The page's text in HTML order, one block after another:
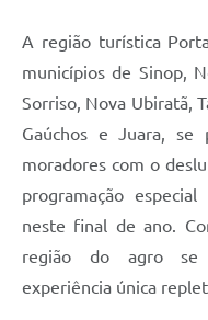
A região turística
municípios de Sinop,
Sorriso, Nova Ubiratã,
Gaúchos e Juara, se
moradores com o
programação
neste final de ano.
região do agro se
experiência única